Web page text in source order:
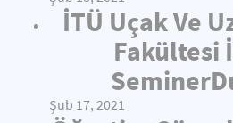
İTÜ Uçak Ve
Fakültesi
Şub 17, 2021